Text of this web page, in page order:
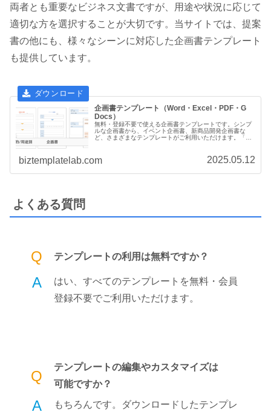
両者とも重要なビジネス文書ですが、用途や状況に応じて
適切な方を選択することが大切です。当サイトでは、提案
書の他にも、様々なシーンに対応した企画書テンプレート
も提供しています。
企画書テンプレート（Word・Excel・PDF・G
Docs）
無料・登録不要で使える企画書テンプレートです。シンプ
ルな企画書から、イベント企画書、新商品開発企画書な
ど、さまざまなテンプレートがご利用いただけます。「フ
biztemplatelab.com 2025.05.12
よくある質問
Q テンプレートの利用は無料ですか？
A
はい、すべてのテンプレートを無料・会員
登録不要でご利用いただけます。
Q
テンプレートの編集やカスタマイズは
可能ですか？
A
もちろんです。ダウンロードしたテンプレ